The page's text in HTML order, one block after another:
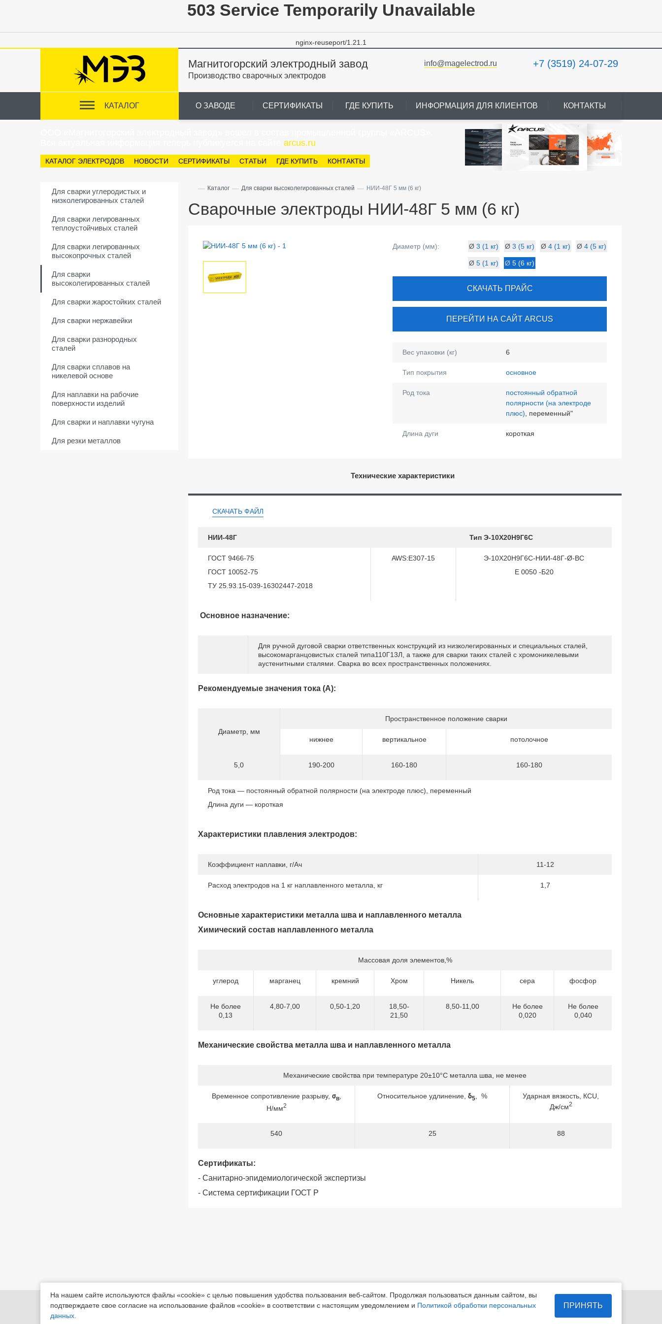
503 Service Temporarily Unavailable
nginx-reuseport/1.21.1
Магнитогорский электродный завод
Производство сварочных электродов
info@magelectrod.ru +7 (3519) 24-07-29
КАТАЛОГ О ЗАВОДЕ СЕРТИФИКАТЫ ГДЕ КУПИТЬ ИНФОРМАЦИЯ ДЛЯ КЛИЕНТОВ КОНТАКТЫ
arcus.ru
КАТАЛОГ ЭЛЕКТРОДОВ НОВОСТИ СЕРТИФИКАТЫ СТАТЬИ ГДЕ КУПИТЬ КОНТАКТЫ
Для сварки углеродистых и
низколегированных сталей
Для сварки легированных
теплоустойчивых сталей
Для сварки легированных
высокопрочных сталей
Для сварки
высоколегированных сталей
Для сварки жаростойких сталей
Для сварки нержавейки
Для сварки разнородных
сталей
Для сварки сплавов на
никелевой основе
Для наплавки на рабочие
поверхности изделий
Для сварки и наплавки чугуна
Для резки металлов
— Каталог — Для сварки высоколегированных сталей — НИИ-48Г 5 мм (6 кг)
Сварочные электроды НИИ-48Г 5 мм (6 кг)
Диаметр (мм): Ø3 (1 кг) Ø3 (5 кг) Ø4 (1 кг) Ø4 (5 кг)
Ø5 (1 кг) Ø5 (6 кг)
СКАЧАТЬ ПРАЙС
ПЕРЕЙТИ НА САЙТ ARCUS
Вес упаковки (кг) 6
Тип покрытия основное
Род тока
постоянный обратной
полярности (на электроде
плюс) , переменный"
Длина дуги короткая
Технические характеристики
СКАЧАТЬ ФАЙЛ
НИИ-48Г Тип Э-10Х20Н9Г6С
ГОСТ 9466-75
ГОСТ 10052-75
ТУ 25.93.15-039-16302447-2018
AWS:E307-15
Э-10Х20Н9Г6С-НИИ-48Г-Ø-ВС
Е 0050 -Б20
Основное назначение:
Для ручной дуговой сварки ответственных конструкций из низколегированных и специальных сталей,
высокомарганцовистых сталей типа110Г13Л, а также для сварки таких сталей с хромоникелевыми
аустенитными сталями. Сварка во всех пространственных положениях.
Рекомендуемые значения тока (А):
Диаметр, мм
Пространственное положение сварки
нижнее вертикальное потолочное
5,0 190-200 160-180 160-180
Род тока — постоянный обратной полярности (на электроде плюс), переменный
Длина дуги — короткая
Характеристики плавления электродов:
Коэффициент наплавки, г/Ач 11-12
Расход электродов на 1 кг наплавленного металла, кг 1,7
Основные характеристики металла шва и наплавленного металла
Химический состав наплавленного металла
Массовая доля элементов,%
углерод марганец кремний Хром Никель сера фосфор
Не более
0,13
4,80-7,00 0,50-1,20
18,50-
21,50
8,50-11,00
Не более
0,020
Не более
0,040
Механические свойства металла шва и наплавленного металла
Механические свойства при температуре 20±10°С металла шва, не менее
Временное сопротивление разрыву, σв,
Н/мм2
Относительное удлинение, δ5 , %
Ударная вязкость, КСU,
Дж/см2
540 25 88
Сертификаты:
- Санитарно-эпидемиологической экспертизы
- Система сертификации ГОСТ Р
455022, Челябинская обл.,
Приемная +7 (3519) 24-07-29 info@magelectrod.ru
На нашем сайте используются файлы «cookie» с целью повышения удобства пользования веб-сайтом. Продолжая пользоваться данным сайтом, вы
подтверждаете свое согласие на использование файлов «cookie» в соответствии с настоящим уведомлением и Политикой обработки персональных
данных.
ПРИНЯТЬ